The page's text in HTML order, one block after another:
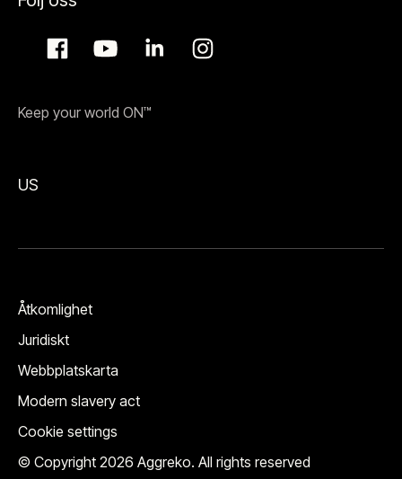
Keep your world ON™
US
© Copyright 2026 Aggreko. All rights reserved
Åtkomlighet
Juridiskt
Webbplatskarta
Modern slavery act
Cookie settings